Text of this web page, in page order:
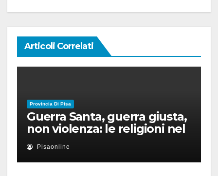
Articoli Correlati
Provincia Di Pisa
Guerra Santa, guerra giusta,
non violenza: le religioni nel
nuovo disordine mondiale
Pisaonline